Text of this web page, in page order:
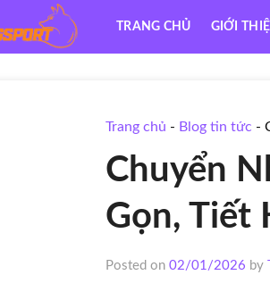
TRANG CHỦ GIỚI
Trang chủ - Blog tin tức -
Chuyển
Gọn, Tiết
Posted on 02/01/2026 by